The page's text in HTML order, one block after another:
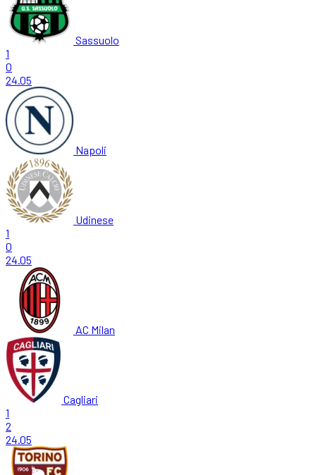
Sassuolo
1
0
24.05
Napoli
Udinese
1
0
24.05
AC Milan
Cagliari
1
2
24.05